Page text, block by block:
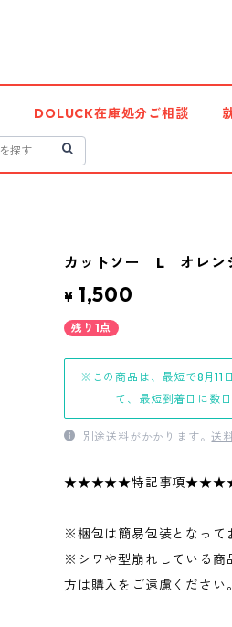
DOLUCK在庫処分ご相談
カットソー L オレ
¥ 1,500
残り1点
※この商品は、最短で8月11
て、最短到着日に数
別途送料がかかります。送
★★★★★特記事項
※梱包は簡易包装となって
※シワや型崩れしている商
方は購入をご遠慮ください。